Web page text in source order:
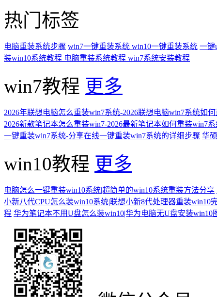
热门标签
电脑重装系统步骤 win7一键重装系统 win10一键重装系统 一键
装win10系统教程 电脑重装系统教程 win7系统安装教程
win7教程 更多
2026年联想电脑怎么重装win7系统-2026联想电脑win7系统如
2026新款笔记本怎么重装win7-2026最新笔记本如何重装win7
一键重装win7系统-分享在线一键重装win7系统的详细步骤 华
win10教程 更多
电脑怎么一键重装win10系统|超简单的win10系统重装方法分享
小新八代CPU怎么装win10系统|联想小新8代处理器重装win10
程 华为笔记本不用U盘怎么装win10|华为电脑无U盘安装win10